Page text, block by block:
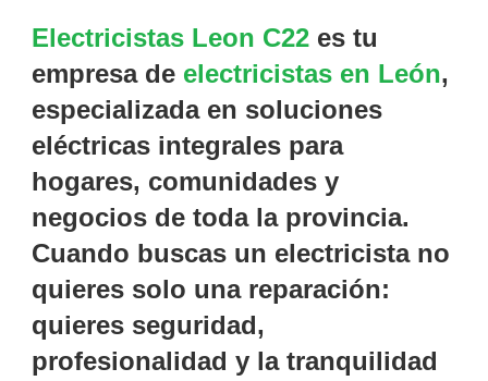
Electricistas Leon C22 es tu
empresa de electricistas en León,
especializada en soluciones
eléctricas integrales para
hogares, comunidades y
negocios de toda la provincia.
Cuando buscas un electricista no
quieres solo una reparación:
quieres seguridad,
profesionalidad y la tranquilidad